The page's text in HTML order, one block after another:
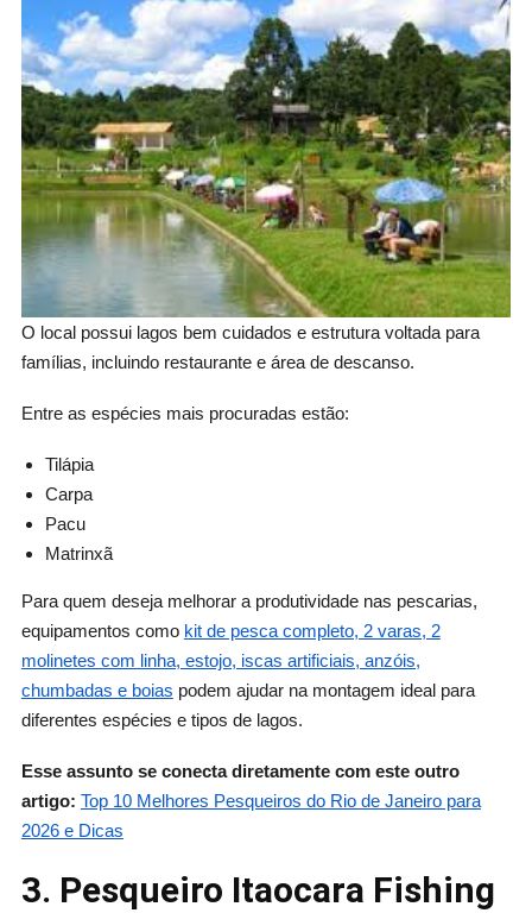
O local possui lagos bem cuidados e estrutura voltada para
famílias, incluindo restaurante e área de descanso.
Entre as espécies mais procuradas estão:
Tilápia
Carpa
Pacu
Matrinxã
Para quem deseja melhorar a produtividade nas pescarias,
equipamentos como kit de pesca completo, 2 varas, 2
molinetes com linha, estojo, iscas artificiais, anzóis,
chumbadas e boias podem ajudar na montagem ideal para
diferentes espécies e tipos de lagos.
Esse assunto se conecta diretamente com este outro
artigo: Top 10 Melhores Pesqueiros do Rio de Janeiro para
2026 e Dicas
3. Pesqueiro Itaocara Fishing